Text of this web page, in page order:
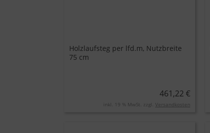
Holzlaufsteg per lfd.m, Nutzbreite
75 cm
461,22 €
inkl. 19 % MwSt. zzgl. Versandkosten